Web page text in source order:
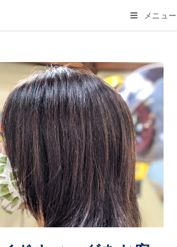
メニュー